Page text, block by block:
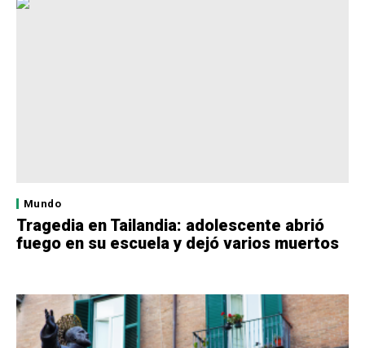
Mundo
Tragedia en Tailandia: adolescente abrió
fuego en su escuela y dejó varios muertos